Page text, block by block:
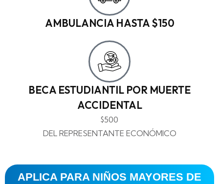
AMBULANCIA HASTA $150
BECA ESTUDIANTIL POR MUERTE
ACCIDENTAL
$500
DEL REPRESENTANTE ECONÓMICO
APLICA PARA NIÑOS MAYORES DE